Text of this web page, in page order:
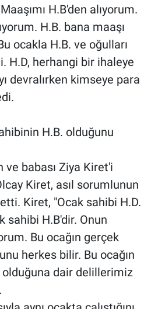
H.B'den alıyorum.
H.B. bana maaşı
ocakla H.B. ve oğulları
H.D, herhangi bir ihaleye
devralırken kimseye para
H.B. olduğunu
babası Ziya Kiret'i
Kiret, asıl sorumlunun
Kiret, "Ocak sahibi H.D.
sahibi H.B'dir. Onun
Bu ocağın gerçek
herkes bilir. Bu ocağın
dair delillerimiz